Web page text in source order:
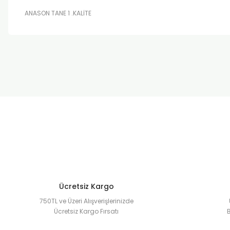
ANASON TANE 1 .KALİTE
Ücretsiz Kargo
750TL ve Üzeri Alışverişlerinizde
Ücretsiz Kargo Fırsatı